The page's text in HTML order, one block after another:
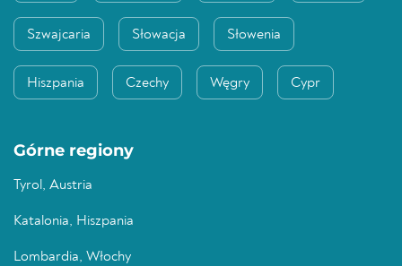
Szwajcaria Słowacja Słowenia
Hiszpania Czechy Węgry Cypr
Górne regiony
Tyrol, Austria
Katalonia, Hiszpania
Lombardia, Włochy